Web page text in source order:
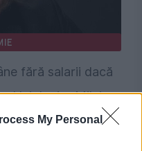
My Personal
fără salarii dacă
lui Javier Milei